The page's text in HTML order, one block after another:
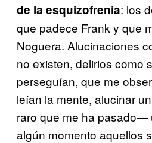
de la esquizofrenia: los
que padece Frank y que
Noguera. Alucinaciones
no existen, delirios como
perseguían, que me
leían la mente, alucinar
raro que me ha pasado—
algún momento aquellos